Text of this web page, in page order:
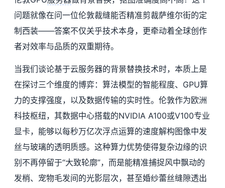
问题就像在问一位伦敦裁缝能否精准剪裁萨维尔街的定
制西装——答案不仅关乎技术本身，更牵动着全球创作
者对效率与品质的双重期待。
当我们谈论基于云服务器的背景替换技术时，本质上是
在探讨三个维度的博弈：算法模型的智能程度、GPU算
力的支撑强度，以及数据传输的实时性。伦敦作为欧洲
科技枢纽，其数据中心搭载的NVIDIA A100或V100专业
显卡，能够以每秒万亿次浮点运算的速度解构图像中发
丝与玻璃的透明质感。这种算力优势使得复杂边缘的识
别不再停留于“大致轮廓”，而是能精准捕捉风中飘动的
发梢、宠物毛发间的光影层次，甚至婚纱蕾丝缝隙透出